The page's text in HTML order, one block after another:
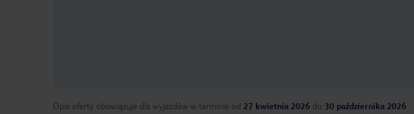
Opis oferty obowiązuje dla wyjazdów w terminie od 27 kwietnia 2026 do 30 października 2026